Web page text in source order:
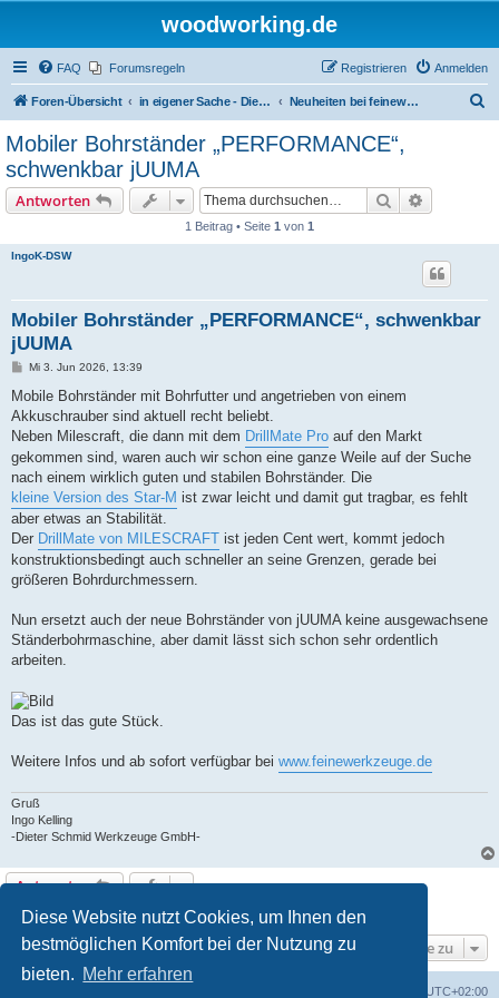
Diese Website nutzt Cookies, um Ihnen den
bestmöglichen Komfort bei der Nutzung zu
bieten. Mehr erfahren
woodworking.de
FAQ Forumsregeln Anmelden
Registrieren
Foren-Übersicht in eigener Sache - Dieter Schmid Werkzeuge GmbH Neuheiten bei feinewerkzeuge.de
Mobiler Bohrständer „PERFORMANCE“,
schwenkbar jUUMA
Antworten Suche
1 Beitrag • Seite 1 von 1
IngoK-DSW
Mobiler Bohrständer „PERFORMANCE“, schwenkbar
jUUMA
B
i
r
a
Mi 3. Jun 2026, 13:39
Mobile Bohrständer mit Bohrfutter und angetrieben von einem
Akkuschrauber sind aktuell recht beliebt.
Neben Milescraft, die dann mit dem DrillMate Pro auf den Markt
gekommen sind, waren auch wir schon eine ganze Weile auf der Suche
nach einem wirklich guten und stabilen Bohrständer. Die
kleine Version des Star-M ist zwar leicht und damit gut tragbar, es fehlt
aber etwas an Stabilität.
Der DrillMate von MILESCRAFT ist jeden Cent wert, kommt jedoch
konstruktionsbedingt auch schneller an seine Grenzen, gerade bei
größeren Bohrdurchmessern.
Nun ersetzt auch der neue Bohrständer von jUUMA keine ausgewachsene
Ständerbohrmaschine, aber damit lässt sich schon sehr ordentlich
arbeiten.
Das ist das gute Stück.
Weitere Infos und ab sofort verfügbar bei www.feinewerkzeuge.de
Gruß
Ingo Kelling
-Dieter Schmid Werkzeuge GmbH-
Antworten
1 Beitrag • Seite1von1
Gehe zu
UTC+02:00